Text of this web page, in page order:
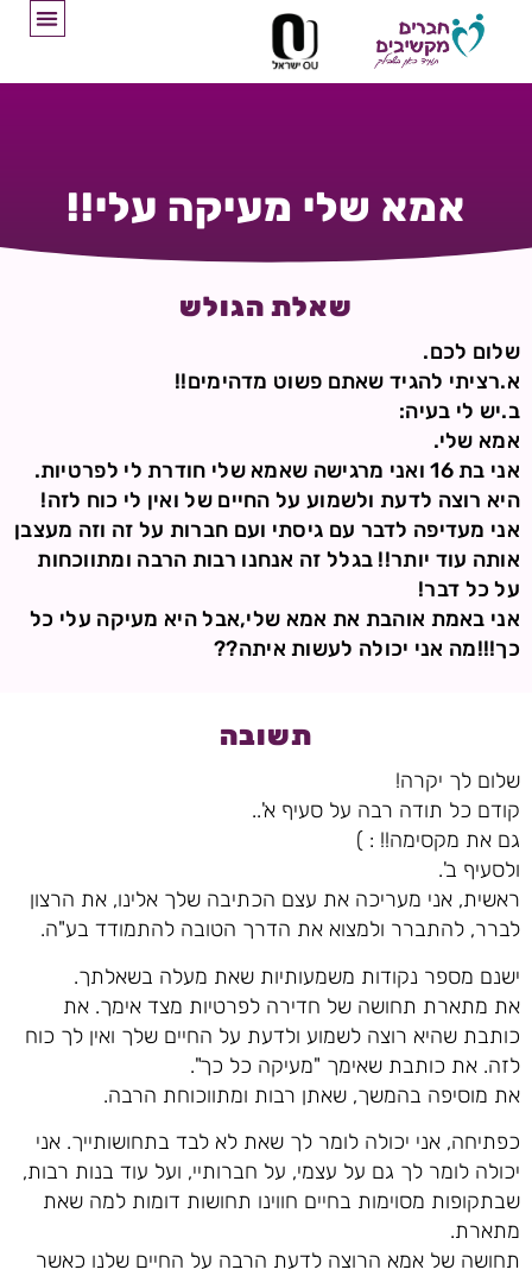
אמא שלי מעיקה עלי!!
שאלת הגולש
שלום לכם.
א.רציתי להגיד שאתם פשוט מדהימים!!
ב.יש לי בעיה:
אמא שלי.
אני בת 16 ואני מרגישה שאמא שלי חודרת לי לפרטיות.
היא רוצה לדעת ולשמוע על החיים של ואין לי כוח לזה!
אני מעדיפה לדבר עם גיסתי ועם חברות על זה וזה מעצבן
אותה עוד יותר!! בגלל זה אנחנו רבות הרבה ומתווכחות
על כל דבר!
אני באמת אוהבת את אמא שלי,אבל היא מעיקה עלי כל
כך!!!מה אני יכולה לעשות איתה??
תשובה
שלום לך יקרה!
קודם כל תודה רבה על סעיף א'..
גם את מקסימה!! : )
ולסעיף ב'.
ראשית, אני מעריכה את עצם הכתיבה שלך אלינו, את הרצון
לברר, להתברר ולמצוא את הדרך הטובה להתמודד בע"ה.
ישנם מספר נקודות משמעותיות שאת מעלה בשאלתך.
את מתארת תחושה של חדירה לפרטיות מצד אימך. את
כותבת שהיא רוצה לשמוע ולדעת על החיים שלך ואין לך כוח
לזה. את כותבת שאימך "מעיקה כל כך".
את מוסיפה בהמשך, שאתן רבות ומתווכוחת הרבה.
כפתיחה, אני יכולה לומר לך שאת לא לבד בתחושותייך. אני
יכולה לומר לך גם על עצמי, על חברותיי, ועל עוד בנות רבות,
שבתקופות מסוימות בחיים חווינו תחושות דומות למה שאת
מתארת.
תחושה של אמא הרוצה לדעת הרבה על החיים שלנו כאשר